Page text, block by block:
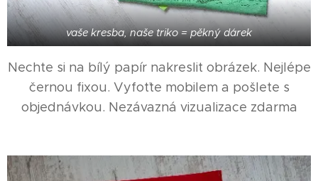
vaše kresba, naše triko = pěkný dárek
Nechte si na bílý papír nakreslit obrázek. Nejlépe
černou fixou. Vyfoťte mobilem a pošlete s
objednávkou. Nezávazná vizualizace zdarma